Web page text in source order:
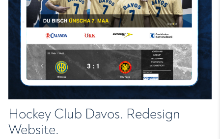
Hockey Club Davos. Redesign
Website.